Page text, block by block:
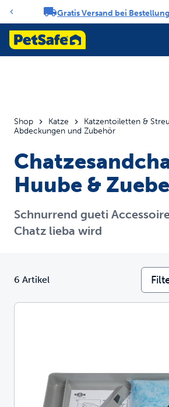
Benachrichtigungs-Karussell
Gratis Versand bei
Shop Katze
Katzentoiletten & Streu
Abdeckungen und Zubehör
Huube &
Schnurrend gueti
Chatz lieba wird
6 Artikel